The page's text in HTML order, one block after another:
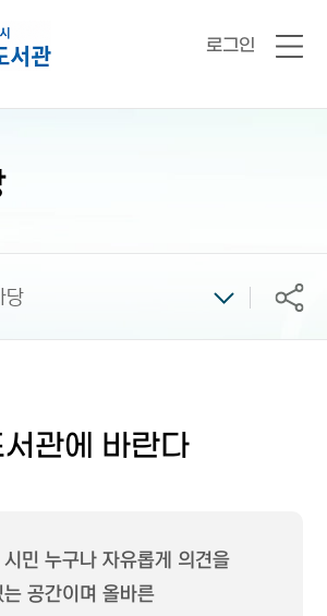
로그인
전
당 공유
관에 바란다
민 누구나 자유롭게 의견을
공간이며 올바른